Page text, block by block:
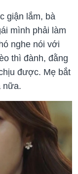
giận lắm, bà
mình phải làm
nghe nói với
thì đành, đằng
được. Mẹ bắt
nữa.